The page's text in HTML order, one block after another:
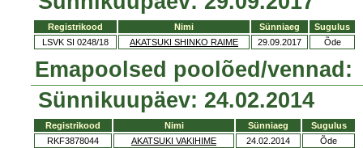
Registrikood Nimi Sünniaeg
Sugulus
LSVK SI 0248/18
AKATSUKI SHINKO RAIME 29.09.2017 Õde
Emapoolsed poolõed/vennad:
Sünnikuupäev: 24.02.2014
Registrikood Nimi Sünniaeg
Sugulus
RKF3878044
AKATSUKI VAKIHIME 24.02.2014 Õde